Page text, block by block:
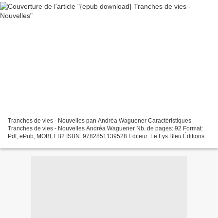
Tranches de vies - Nouvelles pan Andréa Waguener Caractéristiques
Tranches de vies - Nouvelles Andréa Waguener Nb. de pages: 92 Format:
Pdf, ePub, MOBI, FB2 ISBN: 9782851139528 Editeur: Le Lys Bleu Éditions